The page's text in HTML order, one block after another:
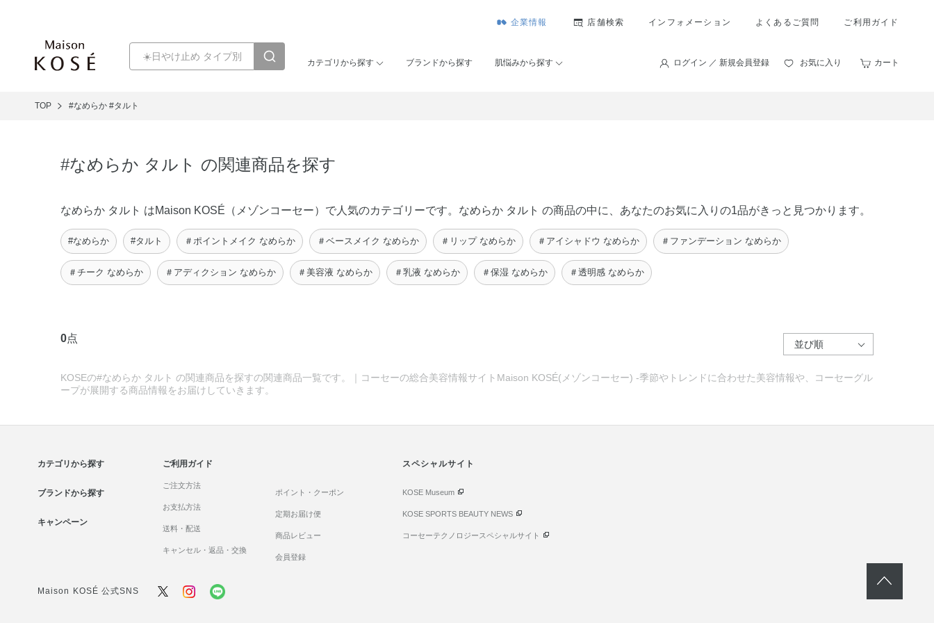
企業情報 店舗検索 インフォメーション よくあるご質問 ご利用ガイド
カテゴリから探す ブランドから探す 肌悩みから探す ログイン ／ 新規会員登録 お気に入り カート
TOP #なめらか #タルト
#なめらか タルト の関連商品を探す
なめらか タルト はMaison KOSÉ（メゾンコーセー）で人気のカテゴリーです。なめらか タルト の商品の中に、あなたのお気に入りの1品がきっと見つかります。
#なめらか #タルト ＃ポイントメイク なめらか ＃ベースメイク なめらか ＃リップ なめらか ＃アイシャドウ なめらか ＃ファンデーション なめらか
＃チーク なめらか ＃アディクション なめらか ＃美容液 なめらか ＃乳液 なめらか ＃保湿 なめらか ＃透明感 なめらか
0点
KOSEの#なめらか タルト の関連商品を探すの関連商品一覧です。｜コーセーの総合美容情報サイトMaison KOSÉ(メゾンコーセー) -季節やトレンドに合わせた美容情報や、コーセーグル
ープが展開する商品情報をお届けしていきます。
カテゴリから探す
ブランドから探す
キャンペーン
ご利用ガイド
ご注文方法
お支払方法
送料・配送
キャンセル・返品・交換
ポイント・クーポン
定期お届け便
商品レビュー
会員登録
スペシャルサイト
KOSE Museum
KOSE SPORTS BEAUTY NEWS
コーセーテクノロジースペシャルサイト
Maison KOSÉ 公式SNS